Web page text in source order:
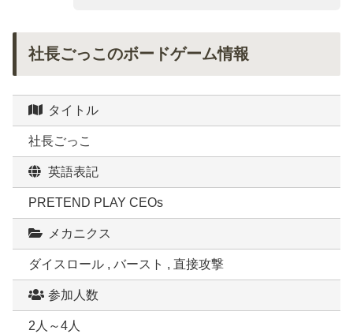
社長ごっこのボードゲーム情報
タイトル
社長ごっこ
英語表記
PRETEND PLAY CEOs
メカニクス
ダイスロール , バースト , 直接攻撃
参加人数
2人～4人